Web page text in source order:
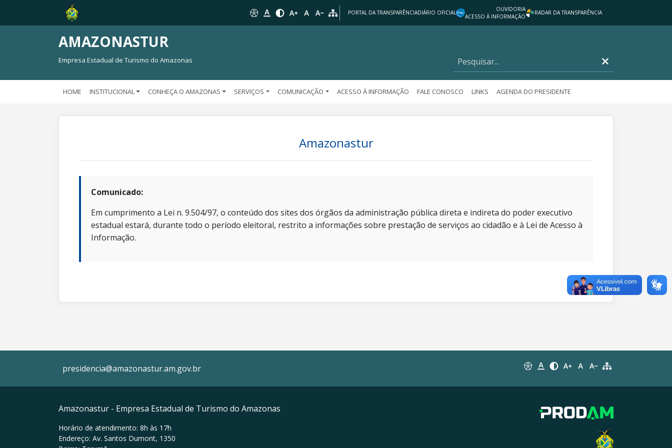
PORTAL DA TRANSPARÊNCIADIÁRIO OFICIAL
OUVIDORIA
ACESSO À INFORMAÇÃO
RADAR DA TRANSPARÊNCIA
AMAZONASTUR
Empresa Estadual de Turismo do Amazonas
HOME INSTITUCIONAL CONHEÇA O AMAZONAS SERVIÇOS COMUNICAÇÃO ACESSO À INFORMAÇÃO FALE CONOSCO LINKS AGENDA DO PRESIDENTE
Amazonastur
Comunicado:
Em cumprimento a Lei n. 9.504/97, o conteúdo dos sites dos órgãos da administração pública direta e indireta do poder executivo
estadual estará, durante todo o período eleitoral, restrito a informações sobre prestação de serviços ao cidadão e à Lei de Acesso à
Informação.
presidencia@amazonastur.am.gov.br
Amazonastur - Empresa Estadual de Turismo do Amazonas
Horário de atendimento: 8h às 17h
Endereço: Av. Santos Dumont, 1350